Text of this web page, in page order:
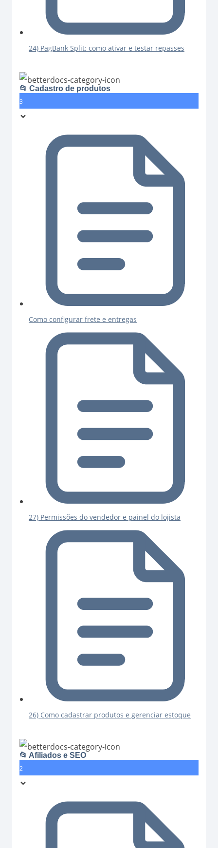
24) PagBank Split: como ativar e testar repasses
📂 Cadastro de produtos
3
Como configurar frete e entregas
27) Permissões do vendedor e painel do lojista
26) Como cadastrar produtos e gerenciar estoque
📂 Afiliados e SEO
2